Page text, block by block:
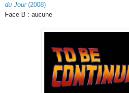
du Jour(2008)
Face B : aucune